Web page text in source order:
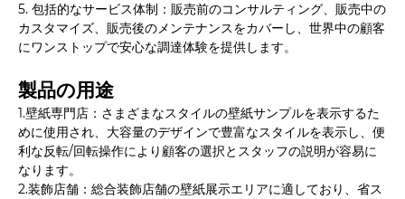
5. 包括的なサービス体制：販売前のコンサルティング、販売中の
カスタマイズ、販売後のメンテナンスをカバーし、世界中の顧客
にワンストップで安心な調達体験を提供します。
製品の用途
1.壁紙専門店：さまざまなスタイルの壁紙サンプルを表示するた
めに使用され、大容量のデザインで豊富なスタイルを表示し、便
利な反転/回転操作により顧客の選択とスタッフの説明が容易に
なります。
2.装飾店舗：総合装飾店舗の壁紙展示エリアに適しており、省ス